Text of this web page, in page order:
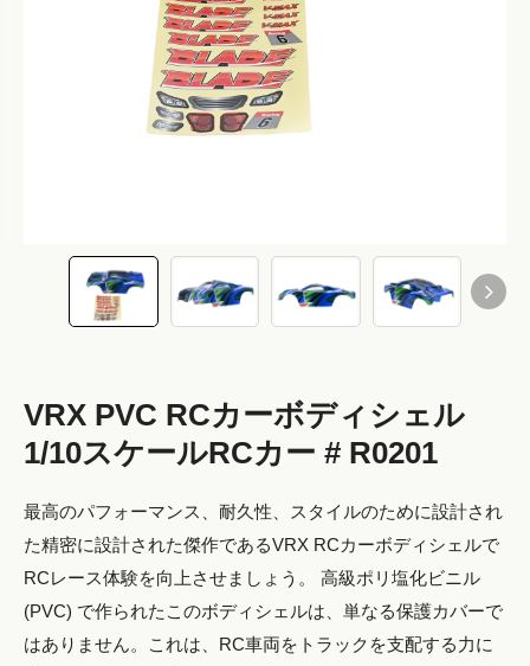
VRX PVC RCカーボディシェル
1/10スケールRCカー # R0201
最高のパフォーマンス、耐久性、スタイルのために設計され
た精密に設計された傑作であるVRX RCカーボディシェルで
RCレース体験を向上させましょう。 高級ポリ塩化ビニル
(PVC) で作られたこのボディシェルは、単なる保護カバーで
はありません。これは、RC車両をトラックを支配する力に